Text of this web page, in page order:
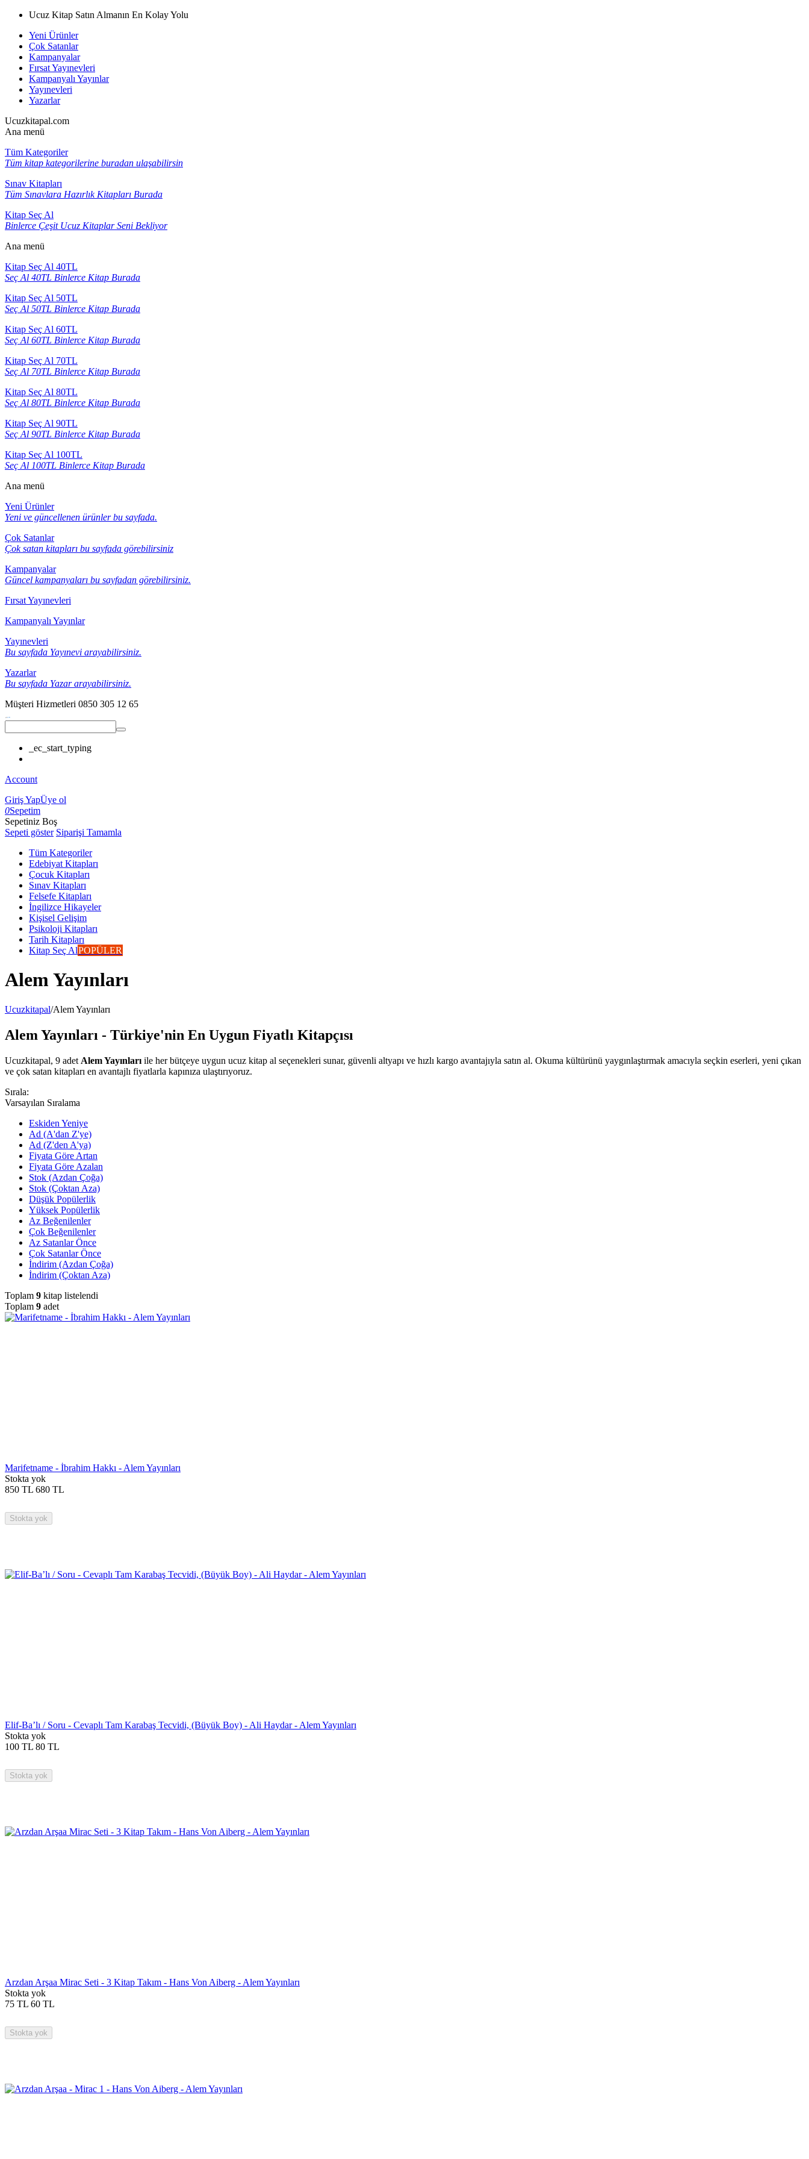
Ucuz Kitap Satın Almanın En Kolay Yolu
Yeni Ürünler
Çok Satanlar
Kampanyalar
Fırsat Yayınevleri
Kampanyalı Yayınlar
Yayınevleri
Yazarlar
Ucuzkitapal.com
Ana menü
Tüm Kategoriler
Tüm kitap kategorilerine buradan ulaşabilirsin
Sınav Kitapları
Tüm Sınavlara Hazırlık Kitapları Burada
Kitap Seç Al
Binlerce Çeşit Ucuz Kitaplar Seni Bekliyor
Ana menü
Kitap Seç Al 40TL
Seç Al 40TL Binlerce Kitap Burada
Kitap Seç Al 50TL
Seç Al 50TL Binlerce Kitap Burada
Kitap Seç Al 60TL
Seç Al 60TL Binlerce Kitap Burada
Kitap Seç Al 70TL
Seç Al 70TL Binlerce Kitap Burada
Kitap Seç Al 80TL
Seç Al 80TL Binlerce Kitap Burada
Kitap Seç Al 90TL
Seç Al 90TL Binlerce Kitap Burada
Kitap Seç Al 100TL
Seç Al 100TL Binlerce Kitap Burada
Ana menü
Yeni Ürünler
Yeni ve güncellenen ürünler bu sayfada.
Çok Satanlar
Çok satan kitapları bu sayfada görebilirsiniz
Kampanyalar
Güncel kampanyaları bu sayfadan görebilirsiniz.
Fırsat Yayınevleri
Kampanyalı Yayınlar
Yayınevleri
Bu sayfada Yayınevi arayabilirsiniz.
Yazarlar
Bu sayfada Yazar arayabilirsiniz.
Müşteri Hizmetleri 0850 305 12 65
_ec_start_typing
Account
Giriş YapÜye ol
0Sepetim
Sepetiniz Boş
Sepeti göster Siparişi Tamamla
Tüm Kategoriler
Edebiyat Kitapları
Çocuk Kitapları
Sınav Kitapları
Felsefe Kitapları
İngilizce Hikayeler
Kişisel Gelişim
Psikoloji Kitapları
Tarih Kitapları
Kitap Seç AlPOPÜLER
Alem Yayınları
Ucuzkitapal/Alem Yayınları
Alem Yayınları - Türkiye'nin En Uygun Fiyatlı Kitapçısı
Ucuzkitapal, 9 adet Alem Yayınları ile her bütçeye uygun ucuz kitap al seçenekleri sunar, güvenli altyapı ve hızlı kargo avantajıyla satın al. Okuma kültürünü yaygınlaştırmak amacıyla seçkin eserleri, yeni çıkan
ve çok satan kitapları en avantajlı fiyatlarla kapınıza ulaştırıyoruz.
Sırala:
Varsayılan Sıralama
Eskiden Yeniye
Ad (A'dan Z'ye)
Ad (Z'den A'ya)
Fiyata Göre Artan
Fiyata Göre Azalan
Stok (Azdan Çoğa)
Stok (Çoktan Aza)
Düşük Popülerlik
Yüksek Popülerlik
Az Beğenilenler
Çok Beğenilenler
Az Satanlar Önce
Çok Satanlar Önce
İndirim (Azdan Çoğa)
İndirim (Çoktan Aza)
Toplam 9 kitap listelendi
Toplam 9 adet
Marifetname - İbrahim Hakkı - Alem Yayınları
Stokta yok
850 TL 680 TL
Stokta yok
Elif-Ba’lı / Soru - Cevaplı Tam Karabaş Tecvidi, (Büyük Boy) - Ali Haydar - Alem Yayınları
Stokta yok
100 TL 80 TL
Stokta yok
Arzdan Arşaa Mirac Seti - 3 Kitap Takım - Hans Von Aiberg - Alem Yayınları
Stokta yok
75 TL 60 TL
Stokta yok